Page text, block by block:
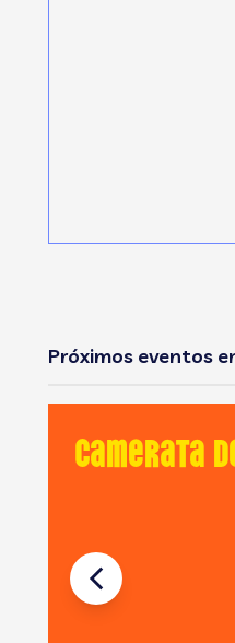
Próximos eventos
Camerata